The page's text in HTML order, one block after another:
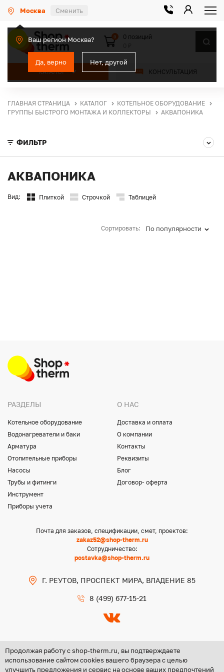
Москва Сменить
Ваш регион Москва?
Да, верно Нет, другой
КАТАЛОГ КОНСУЛЬТАЦИЯ
0
0 позиций
ГЛАВНАЯ СТРАНИЦА КАТАЛОГ
КОТЕЛЬНОЕ ОБОРУДОВАНИЕ
ГРУППЫ БЫСТРОГО МОНТАЖА И КОЛЛЕКТОРЫ
АКВАПОНИКА
ФИЛЬТР
АКВАПОНИКА
Вид: Плиткой Строчкой Таблицей
Сортировать: По популярности
РАЗДЕЛЫ
Котельное оборудование
Водонагреватели и баки
Арматура
Отопительные приборы
Насосы
Трубы и фитинги
Инструмент
Приборы учета
О НАС
Доставка и оплата
О компании
Контакты
Реквизиты
Блог
Договор- оферта
Почта для заказов, спецификации, смет, проектов:
zakaz52@shop-therm.ru
Сотрудничество:
postavka@shop-therm.ru
Г. РЕУТОВ, ПРОСПЕКТ МИРА, ВЛАДЕНИЕ 85
8 (499) 677-15-21
Copyright @ 2026 ООО «ЦЕНТР ГРУПП НН»
Продолжая работу с shop-therm.ru, вы подтверждаете
использование сайтом cookies вашего браузера с целью
улучшить предложения и сервис на основе ваших предпочтений